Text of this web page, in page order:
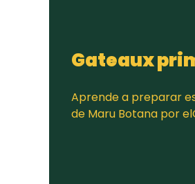
Gateaux
Aprende a preparar
de Maru Botana por